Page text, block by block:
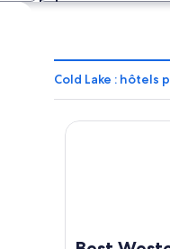
Un lac paisible qui reflète
Cold Lake : hôtels
Best Western